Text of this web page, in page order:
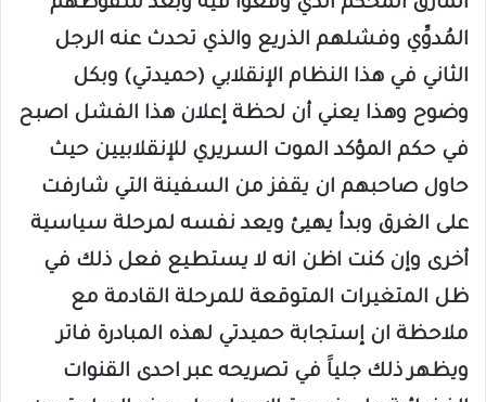
المأزق المحكم الذي وقعوا فيه وبعد سقوطهم
المُدوِّي وفشلهم الذريع والذي تحدث عنه الرجل
الثاني في هذا النظام الإنقلابي (حميدتي) وبكل
وضوح وهذا يعني أن لحظة إعلان هذا الفشل اصبح
في حكم المؤكد الموت السريري للإنقلابيين حيث
حاول صاحبهم ان يقفز من السفينة التي شارفت
على الغرق وبدأ يهيئ ويعد نفسه لمرحلة سياسية
أخرى وإن كنت اظن انه لا يستطيع فعل ذلك في
ظل المتغيرات المتوقعة للمرحلة القادمة مع
ملاحظة ان إستجابة حميدتي لهذه المبادرة فاتر
ويظهر ذلك جلياََ في تصريحه عبر احدى القنوات